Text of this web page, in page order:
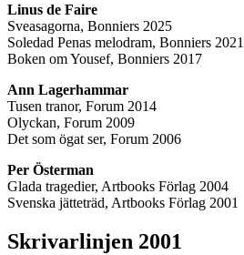
Linus de Faire
Sveasagorna, Bonniers 2025
Soledad Penas melodram, Bonniers 2021
Boken om Yousef, Bonniers 2017
Ann Lagerhammar
Tusen tranor, Forum 2014
Olyckan, Forum 2009
Det som ögat ser, Forum 2006
Per Österman
Glada tragedier, Artbooks Förlag 2004
Svenska jätteträd, Artbooks Förlag 2001
Skrivarlinjen 2001